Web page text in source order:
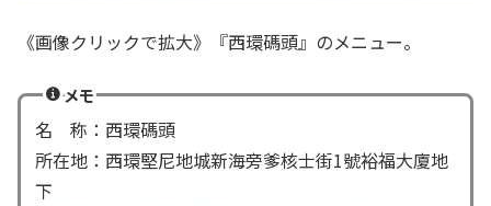
《画像クリックで拡大》『西環碼頭』のメニュー。
メモ
名 称：西環碼頭
所在地：西環堅尼地城新海旁爹核士街1號裕福大廈地
下